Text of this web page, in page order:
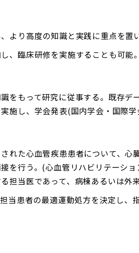
より高度の知識と実践に重点を置
、臨床研修を実施することも可能。
をもって研究に従事する。既存デ
施し、学会発表(国内学会・国際学
れた心血管疾患患者について、
を行う。(心血管リハビリテーシ
担当医であって、病棟あるいは外
当患者の最適運動処方を決定し、指